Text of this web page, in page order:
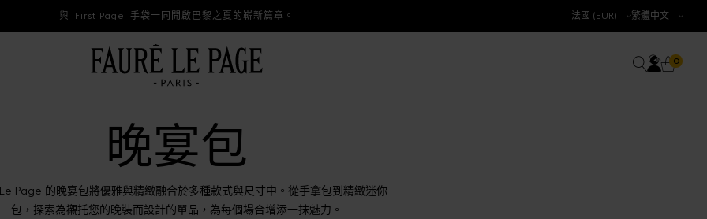
與 First Page 手袋一同開啟巴黎之夏的嶄新篇章。 法國 (EUR) 繁體中文
搜尋帳戶大車
00 產品
晚宴包
Page 的晚宴包將優雅與精緻融合於多種款式與尺寸中。從手拿包到精緻迷你
包，探索為襯托您的晚裝而設計的單品，為每個場合增添一抹魅力。